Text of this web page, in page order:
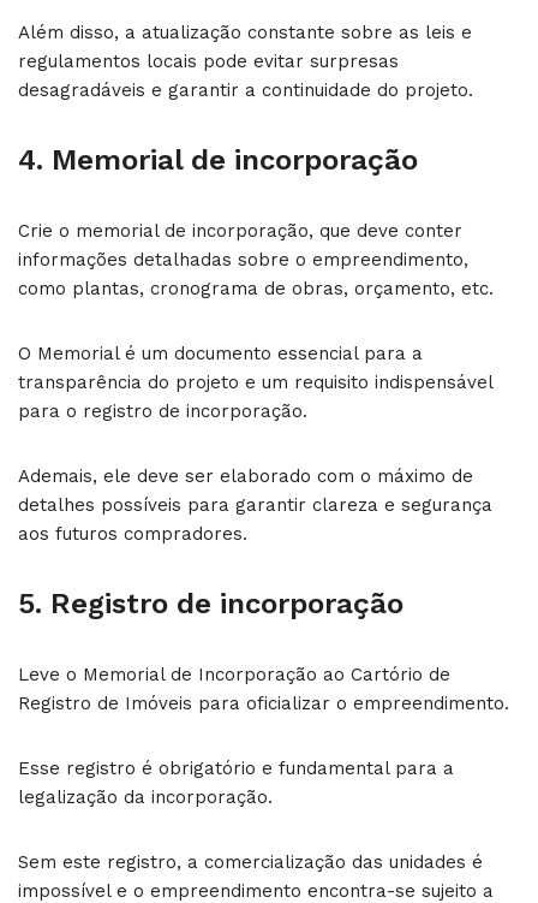
Além disso, a atualização constante sobre as leis e
regulamentos locais pode evitar surpresas
desagradáveis e garantir a continuidade do projeto.
4. Memorial de incorporação
Crie o memorial de incorporação, que deve conter
informações detalhadas sobre o empreendimento,
como plantas, cronograma de obras, orçamento, etc.
O Memorial é um documento essencial para a
transparência do projeto e um requisito indispensável
para o registro de incorporação.
Ademais, ele deve ser elaborado com o máximo de
detalhes possíveis para garantir clareza e segurança
aos futuros compradores.
5. Registro de incorporação
Leve o Memorial de Incorporação ao Cartório de
Registro de Imóveis para oficializar o empreendimento.
Esse registro é obrigatório e fundamental para a
legalização da incorporação.
Sem este registro, a comercialização das unidades é
impossível e o empreendimento encontra-se sujeito a